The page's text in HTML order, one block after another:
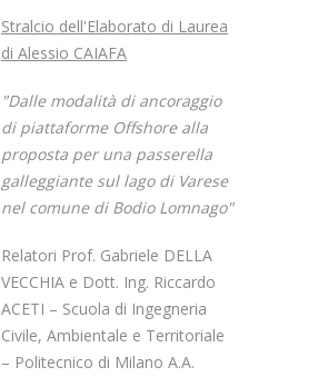
Stralcio dell'Elaborato di Laurea
di Alessio CAIAFA
"Dalle modalità di ancoraggio
di piattaforme Offshore alla
proposta per una passerella
galleggiante sul lago di Varese
nel comune di Bodio Lomnago"
Relatori Prof. Gabriele DELLA
VECCHIA e Dott. Ing. Riccardo
ACETI – Scuola di Ingegneria
Civile, Ambientale e Territoriale
– Politecnico di Milano A.A.